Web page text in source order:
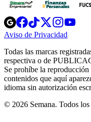
Opens
in
new
Opens
in
new
Opens
in
new
window
Opens
new
window
Aviso de Privacidad
new
Todas las marcas
respectiva o de
Se prohíbe la
contenidos que aquí
idioma sin autorización
© 2026 Semana. Todos los